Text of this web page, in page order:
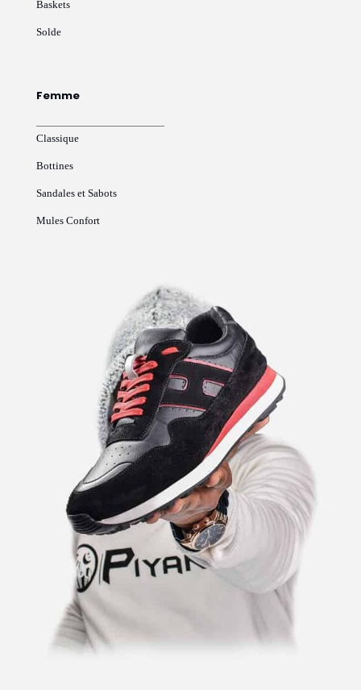
Baskets
Solde
Femme
Classique
Bottines
Sandales et Sabots
Mules Confort